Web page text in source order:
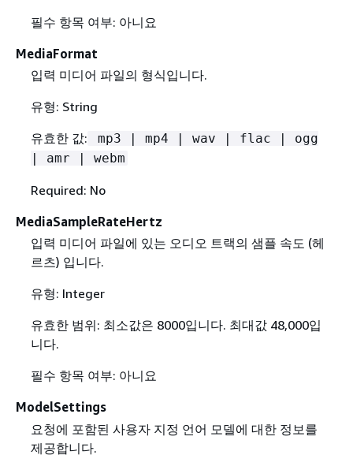
필수 항목 여부: 아니요
MediaFormat
입력 미디어 파일의 형식입니다.
유형: String
유효한 값:
mp3 | mp4 | wav | flac | ogg
| amr | webm
Required: No
MediaSampleRateHertz
입력 미디어 파일에 있는 오디오 트랙의 샘플 속도 (헤
르츠) 입니다.
유형: Integer
유효한 범위: 최소값은 8000입니다. 최대값 48,000입
니다.
필수 항목 여부: 아니요
ModelSettings
요청에 포함된 사용자 지정 언어 모델에 대한 정보를
제공합니다.